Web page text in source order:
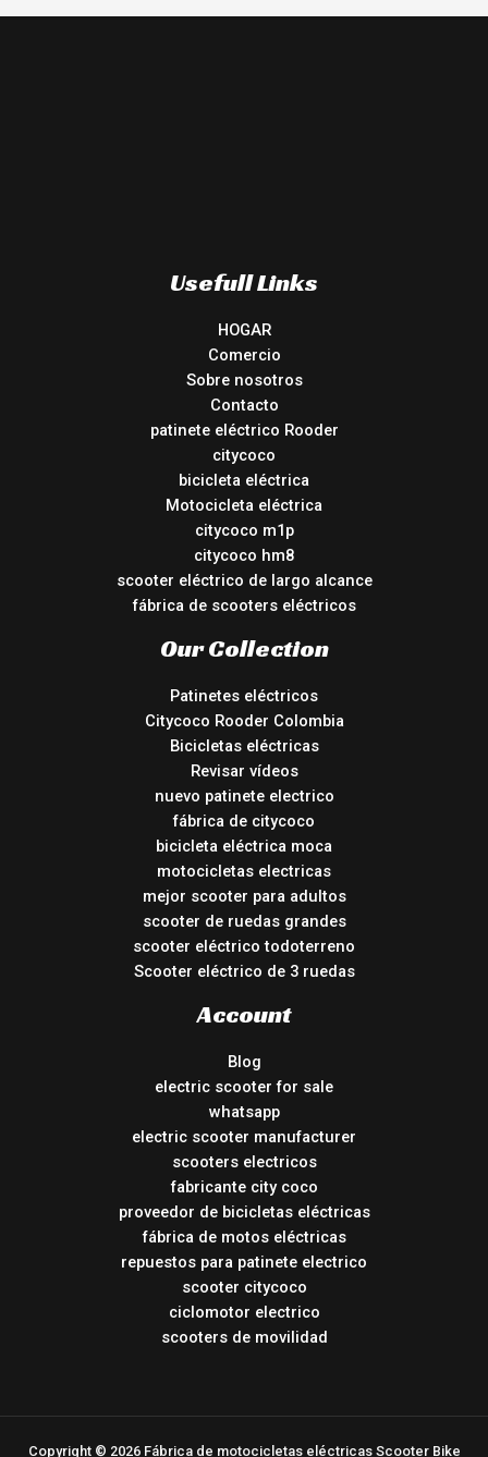
Usefull Links
HOGAR
Comercio
Sobre nosotros
Contacto
patinete eléctrico Rooder
citycoco
bicicleta eléctrica
Motocicleta eléctrica
citycoco m1p
citycoco hm8
scooter eléctrico de largo alcance
fábrica de scooters eléctricos
Our Collection
Patinetes eléctricos
Citycoco Rooder Colombia
Bicicletas eléctricas
Revisar vídeos
nuevo patinete electrico
fábrica de citycoco
bicicleta eléctrica moca
motocicletas electricas
mejor scooter para adultos
scooter de ruedas grandes
scooter eléctrico todoterreno
Scooter eléctrico de 3 ruedas
Account
Blog
electric scooter for sale
whatsapp
electric scooter manufacturer
scooters electricos
fabricante city coco
proveedor de bicicletas eléctricas
fábrica de motos eléctricas
repuestos para patinete electrico
scooter citycoco
ciclomotor electrico
scooters de movilidad
Copyright © 2026 Fábrica de motocicletas eléctricas Scooter Bike